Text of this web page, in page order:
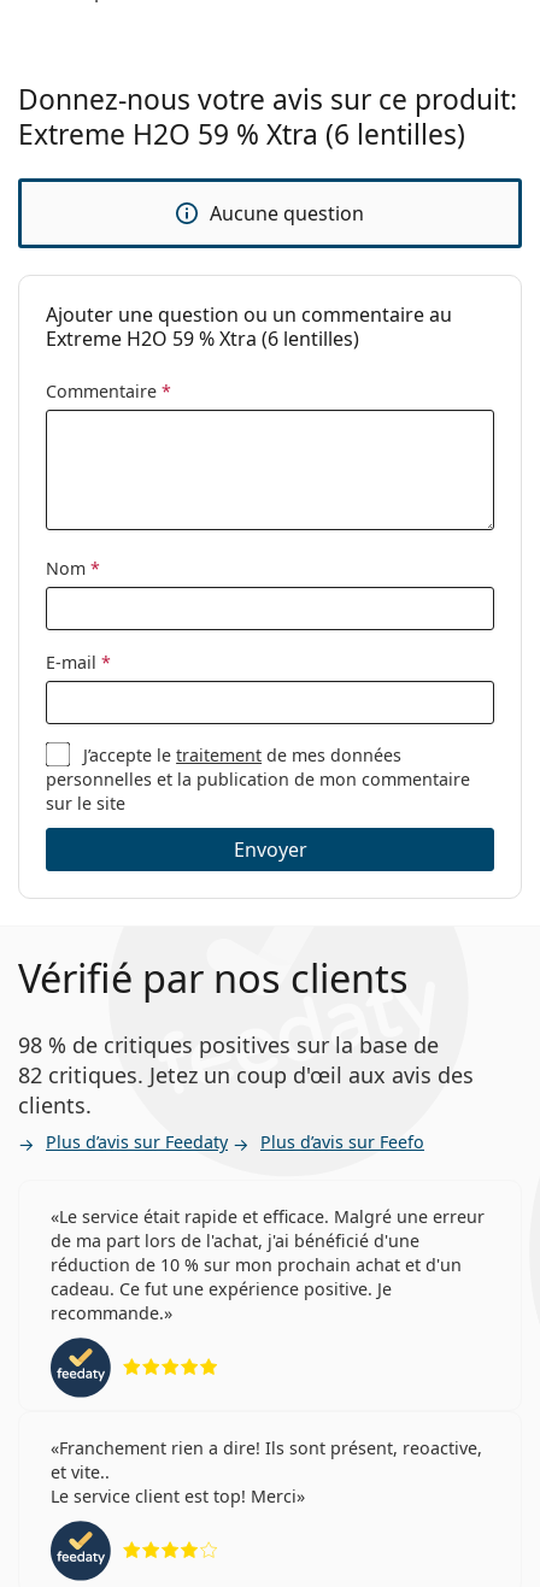
Hydrophilie:
59 %
Transmissibilité
à l'oxygène:
16 Dk/t
Non
En silicone
hydrogel:
Non
Utilisation
Au moins 35 mois
endroit/envers:
Paquet
Fabriquant:
lentilles:
Poids:
34 g
Autres
Lentilles mensuelles
Lentilles de contact
Donnez-nous votre avis sur ce produit:
Extreme H2O 59 % Xtra (6 lentilles)
Aucune question
Ajouter une question ou un commentaire au
Extreme H2O 59 % Xtra (6 lentilles)
Commentaire *
Nom *
E-mail *
J’accepte letraitement de mes données
personnelles et la publication de mon commentaire
sur le site
Envoyer
Vérifié par nos clients
98 % de critiques positives sur la base de
82 critiques. Jetez un coup d'œil aux avis des
clients.
Plus d’avis sur Feedaty Plus d’avis sur Feefo
Le service était rapide et efficace. Malgré une erreur
de ma part lors de l'achat, j'ai bénéficié d'une
réduction de 10 % sur mon prochain achat et d'un
cadeau. Ce fut une expérience positive. Je
recommande.
Franchement rien a dire! Ils sont présent, reoactive,
et vite..
Le service client est top! Merci